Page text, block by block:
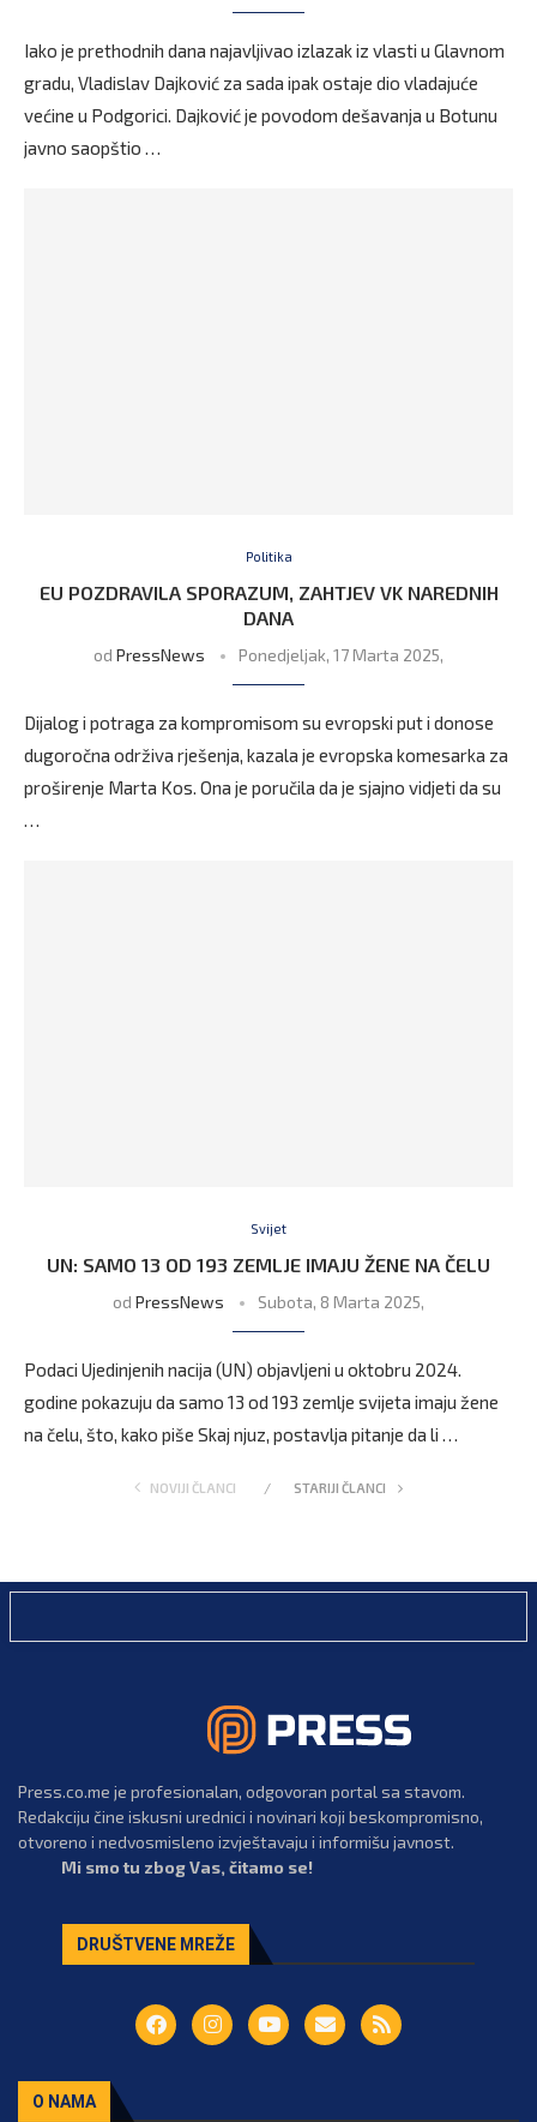
Iako je prethodnih dana najavljivao izlazak iz vlasti u Glavnom
gradu, Vladislav Dajković za sada ipak ostaje dio vladajuće
većine u Podgorici. Dajković je povodom dešavanja u Botunu
javno saopštio …
Politika
EU POZDRAVILA SPORAZUM, ZAHTJEV VK NAREDNIH
DANA
od PressNews Ponedjeljak, 17 Marta 2025,
Dijalog i potraga za kompromisom su evropski put i donose
dugoročna održiva rješenja, kazala je evropska komesarka za
proširenje Marta Kos. Ona je poručila da je sjajno vidjeti da su
…
Svijet
UN: SAMO 13 OD 193 ZEMLJE IMAJU ŽENE NA ČELU
od PressNews Subota, 8 Marta 2025,
Podaci Ujedinjenih nacija (UN) objavljeni u oktobru 2024.
godine pokazuju da samo 13 od 193 zemlje svijeta imaju žene
na čelu, što, kako piše Skaj njuz, postavlja pitanje da li …
NOVIJI ČLANCI STARIJI ČLANCI
Press.co.me je profesionalan, odgovoran portal sa stavom.
Redakciju čine iskusni urednici i novinari koji beskompromisno,
otvoreno i nedvosmisleno izvještavaju i informišu javnost.
Mi smo tu zbog Vas, čitamo se!
DRUŠTVENE MREŽE
O NAMA